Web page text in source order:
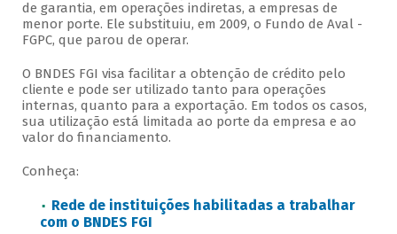
de garantia, em operações indiretas, a empresas de
menor porte. Ele substituiu, em 2009, o Fundo de Aval -
FGPC, que parou de operar.
O BNDES FGI visa facilitar a obtenção de crédito pelo
cliente e pode ser utilizado tanto para operações
internas, quanto para a exportação. Em todos os casos,
sua utilização está limitada ao porte da empresa e ao
valor do financiamento.
Conheça:
Rede de instituições habilitadas a trabalhar
com o BNDES FGI